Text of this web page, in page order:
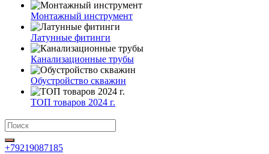
Монтажный инструмент
Латунные фитинги
Канализационные трубы
Обустройство скважин
ТОП товаров 2024 г.
+79219087185